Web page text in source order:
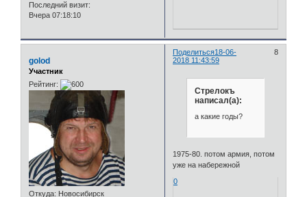
Последний визит:
Вчера 07:18:10
Поделиться 8
18-06-
2018 11:43:59
golod
Участник
Рейтинг:
Откуда: Новосибирск
Стрелокъ
написал(а):
а какие годы?
1975-80. потом армия, потом
уже на набережной
0